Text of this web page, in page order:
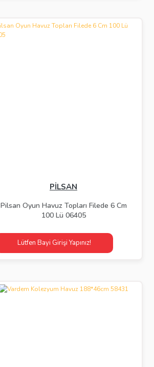
PİLSAN
Pilsan Oyun Havuz Topları Filede 6 Cm
100 Lü 06405
Lütfen Bayi Girişi Yapınız!